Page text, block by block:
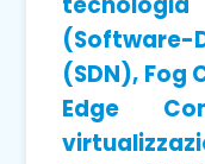
(SDN), Fog
Edge